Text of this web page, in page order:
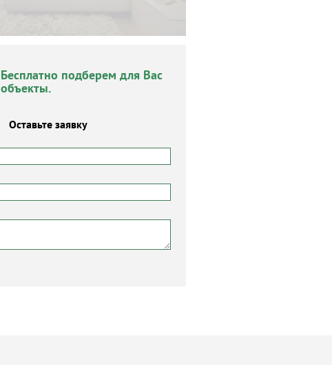
Бесплатно подберем для Вас
объекты.
Оставьте заявку